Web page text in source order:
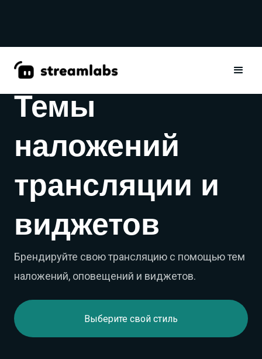
СОЗДАНО НА ПЛАТФОРМЕ STREAMLABS AI
Темы
наложений
трансляции и
виджетов
Брендируйте свою трансляцию с помощью тем
наложений, оповещений и виджетов.
Выберите свой стиль